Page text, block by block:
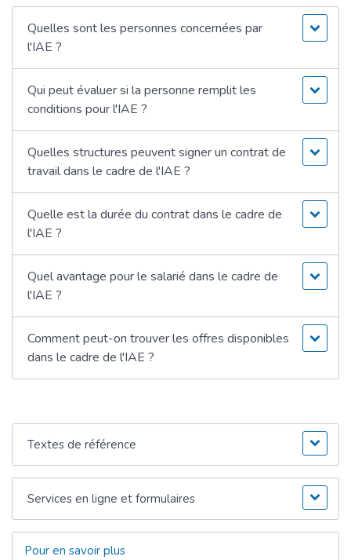
Quelles sont les personnes concernées par
l'IAE ?
Qui peut évaluer si la personne remplit les
conditions pour l'IAE ?
Quelles structures peuvent signer un contrat de
travail dans le cadre de l'IAE ?
Quelle est la durée du contrat dans le cadre de
l'IAE ?
Quel avantage pour le salarié dans le cadre de
l'IAE ?
Comment peut-on trouver les offres disponibles
dans le cadre de l'IAE ?
Textes de référence
Services en ligne et formulaires
Pour en savoir plus